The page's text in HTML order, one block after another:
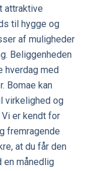
attraktive
til hygge og
af muligheder
Beliggenheden
hverdag med
Bomae kan
virkelighed og
er kendt for
fremragende
at du får den
en månedlig